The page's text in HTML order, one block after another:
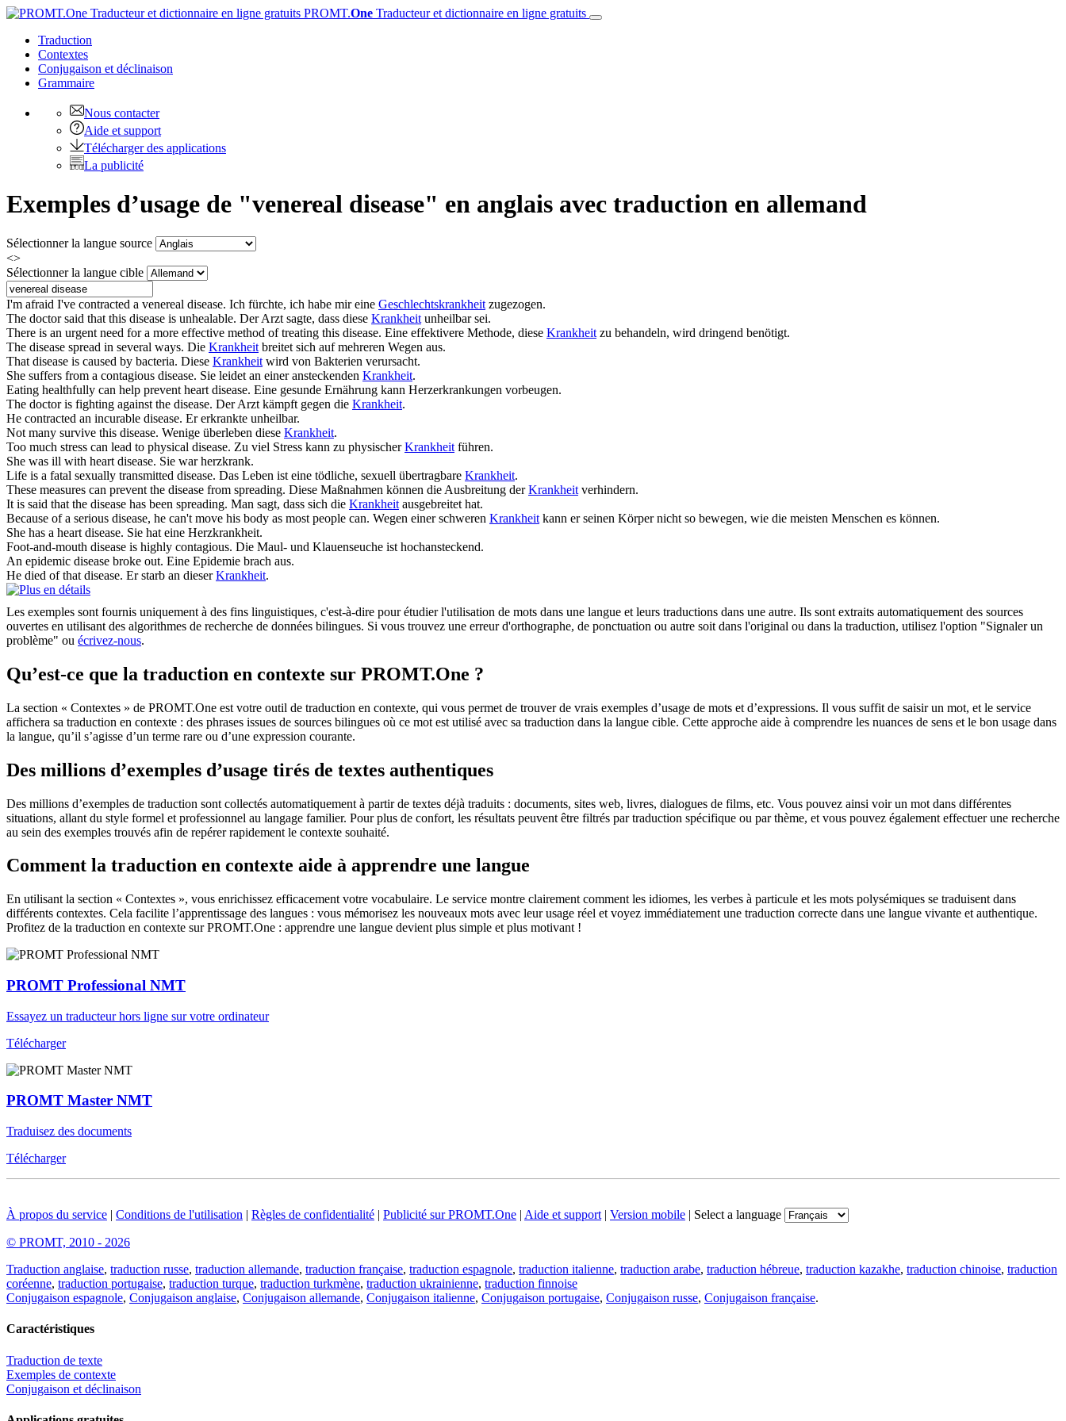
PROMT.One Traducteur et dictionnaire en ligne gratuits
Traduction
Contextes
Conjugaison et déclinaison
Grammaire
Nous contacter
Aide et support
Télécharger des applications
La publicité
Exemples d’usage de "venereal disease" en anglais avec traduction en allemand
Sélectionner la langue source
<>
Sélectionner la langue cible
I'm afraid I've contracted a venereal disease. Ich fürchte, ich habe mir eine Geschlechtskrankheit zugezogen.
The doctor said that this disease is unhealable. Der Arzt sagte, dass diese Krankheit unheilbar sei.
There is an urgent need for a more effective method of treating this disease. Eine effektivere Methode, diese Krankheit zu behandeln, wird dringend benötigt.
The disease spread in several ways. Die Krankheit breitet sich auf mehreren Wegen aus.
That disease is caused by bacteria. Diese Krankheit wird von Bakterien verursacht.
She suffers from a contagious disease. Sie leidet an einer ansteckenden Krankheit.
Eating healthfully can help prevent heart disease. Eine gesunde Ernährung kann Herzerkrankungen vorbeugen.
The doctor is fighting against the disease. Der Arzt kämpft gegen die Krankheit.
He contracted an incurable disease. Er erkrankte unheilbar.
Not many survive this disease. Wenige überleben diese Krankheit.
Too much stress can lead to physical disease. Zu viel Stress kann zu physischerKrankheit führen.
She was ill with heart disease. Sie war herzkrank.
Life is a fatal sexually transmitted disease. Das Leben ist eine tödliche, sexuell übertragbare Krankheit.
These measures can prevent the disease from spreading. Diese Maßnahmen können die Ausbreitung derKrankheit verhindern.
It is said that the disease has been spreading. Man sagt, dass sich die Krankheit ausgebreitet hat.
Because of a serious disease, he can't move his body as most people can. Wegen einer schweren Krankheit kann er seinen Körper nicht so bewegen, wie die meisten Menschen es können.
She has a heart disease. Sie hat eine Herzkrankheit.
Foot-and-mouth disease is highly contagious. Die Maul- und Klauenseuche ist hochansteckend.
An epidemic disease broke out. Eine Epidemie brach aus.
He died of that disease. Er starb an dieserKrankheit.
Les exemples sont fournis uniquement à des fins linguistiques, c'est-à-dire pour étudier l'utilisation de mots dans une langue et leurs traductions dans une autre. Ils sont extraits automatiquement des sources
ouvertes en utilisant des algorithmes de recherche de données bilingues. Si vous trouvez une erreur d'orthographe, de ponctuation ou autre soit dans l'original ou dans la traduction, utilisez l'option "Signaler un
problème" ou écrivez-nous.
Qu’est-ce que la traduction en contexte sur PROMT.One ?
La section « Contextes » de PROMT.One est votre outil de traduction en contexte, qui vous permet de trouver de vrais exemples d’usage de mots et d’expressions. Il vous suffit de saisir un mot, et le service
affichera sa traduction en contexte : des phrases issues de sources bilingues où ce mot est utilisé avec sa traduction dans la langue cible. Cette approche aide à comprendre les nuances de sens et le bon usage dans
la langue, qu’il s’agisse d’un terme rare ou d’une expression courante.
Des millions d’exemples d’usage tirés de textes authentiques
Des millions d’exemples de traduction sont collectés automatiquement à partir de textes déjà traduits : documents, sites web, livres, dialogues de films, etc. Vous pouvez ainsi voir un mot dans différentes
situations, allant du style formel et professionnel au langage familier. Pour plus de confort, les résultats peuvent être filtrés par traduction spécifique ou par thème, et vous pouvez également effectuer une recherche
au sein des exemples trouvés afin de repérer rapidement le contexte souhaité.
Comment la traduction en contexte aide à apprendre une langue
En utilisant la section « Contextes », vous enrichissez efficacement votre vocabulaire. Le service montre clairement comment les idiomes, les verbes à particule et les mots polysémiques se traduisent dans
différents contextes. Cela facilite l’apprentissage des langues : vous mémorisez les nouveaux mots avec leur usage réel et voyez immédiatement une traduction correcte dans une langue vivante et authentique.
Profitez de la traduction en contexte sur PROMT.One : apprendre une langue devient plus simple et plus motivant !
PROMT Professional NMT
Essayez un traducteur hors ligne sur votre ordinateur
Télécharger
PROMT Master NMT
Traduisez des documents
Télécharger
À propos du service | Conditions de l'utilisation | Règles de confidentialité | Publicité sur PROMT.One | Aide et support | Version mobile | Select a language
© PROMT, 2010 - 2026
Traduction anglaise, traduction russe, traduction allemande, traduction française, traduction espagnole, traduction italienne, traduction arabe, traduction hébreue, traduction kazakhe, traduction chinoise, traduction
coréenne, traduction portugaise, traduction turque, traduction turkmène, traduction ukrainienne, traduction finnoise
Conjugaison espagnole, Conjugaison anglaise, Conjugaison allemande, Conjugaison italienne, Conjugaison portugaise, Conjugaison russe, Conjugaison française.
Caractéristiques
Traduction de texte
Exemples de contexte
Conjugaison et déclinaison